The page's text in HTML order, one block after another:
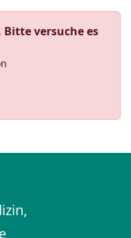
versuche es